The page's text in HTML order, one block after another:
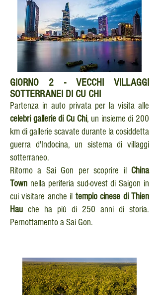
GIORNO 2 - VECCHI VILLAGGI
SOTTERRANEI DI CU CHI
Partenza in auto privata per la visita alle
celebri gallerie di Cu Chi, un insieme di 200
km di gallerie scavate durante la cosiddetta
guerra d'Indocina, un sistema di villaggi
sotterraneo.
Ritorno a Sai Gon per scoprire il China
Town nella periferia sud-ovest di Saigon in
cui visitare anche il tempio cinese di Thien
Hau che ha più di 250 anni di storia.
Pernottamento a Sai Gon.